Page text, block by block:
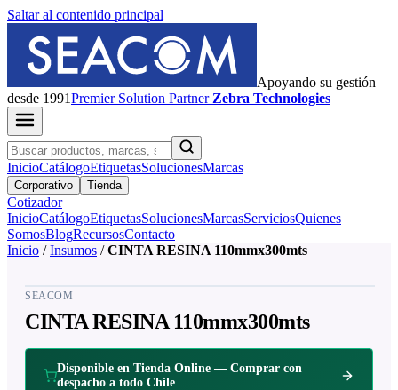
Saltar al contenido principal
Apoyando su gestión
desde 1991PremierSolution Partner Zebra Technologies
InicioCatálogoEtiquetasSolucionesMarcas
Corporativo Tienda
Cotizador
InicioCatálogoEtiquetasSolucionesMarcasServiciosQuienes
SomosBlogRecursosContacto
Inicio / Insumos / CINTA RESINA 110mmx300mts
SEACOM
CINTA RESINA 110mmx300mts
Disponible en Tienda Online — Comprar con
despacho a todo Chile